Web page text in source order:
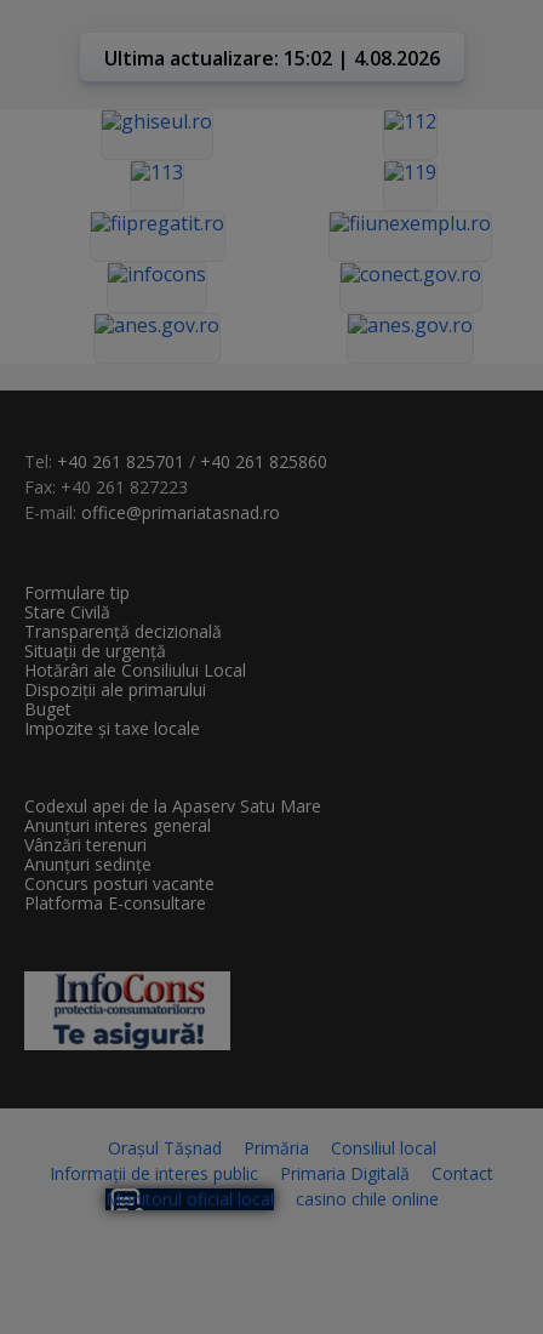
Ultima actualizare: 15:02 | 4.08.2026
Tel: +40 261 825701 / +40 261 825860
Fax: +40 261 827223
E-mail: office@primariatasnad.ro
Formulare tip
Stare Civilă
Transparenţă decizională
Situații de urgență
Hotărâri ale Consiliului Local
Dispoziții ale primarului
Buget
Impozite și taxe locale
Codexul apei de la Apaserv Satu Mare
Anunțuri interes general
Vânzări terenuri
Anunțuri sedințe
Concurs posturi vacante
Platforma E-consultare
Orașul Tășnad Primăria
Consiliul local
Informații de interes public
Primaria Digitală
Contact
Monitorul oficial local
casino chile online